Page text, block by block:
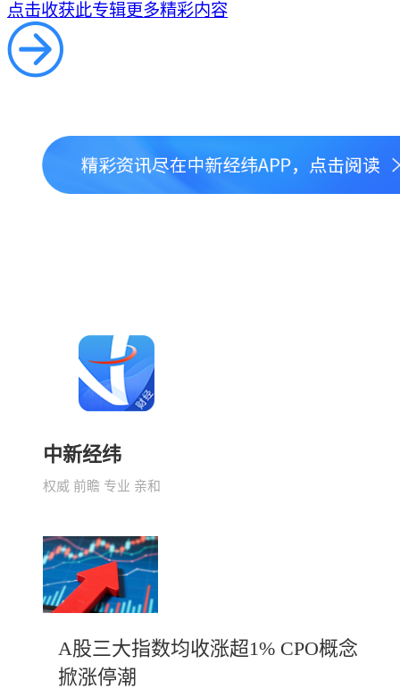
点击收获此专辑更多精彩内容
中新经纬
权威 前瞻 专业 亲和
A股三大指数均收涨超1% CPO概念
掀涨停潮